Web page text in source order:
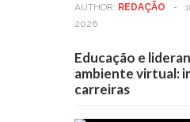
AUTHOR: REDAÇÃO -
2026
Educação e
ambiente virtual:
carreiras